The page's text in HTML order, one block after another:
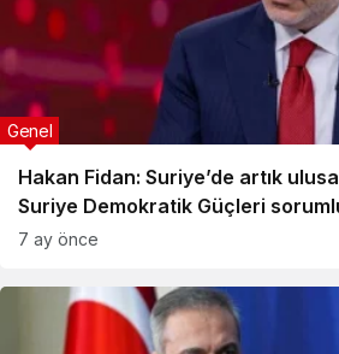
Hakan Fidan: Suriye’de artık
Suriye Demokratik Güçleri
Genel
7 ay önce